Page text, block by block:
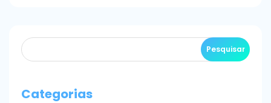
Categorias